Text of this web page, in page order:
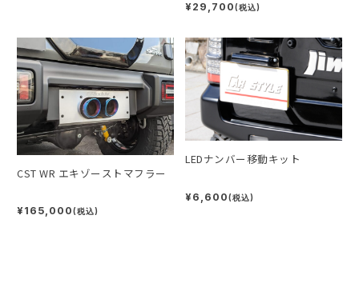
¥29,700(税込)
CST WR エキゾーストマフラー
¥165,000(税込)
LEDナンバー移動キット
¥6,600(税込)